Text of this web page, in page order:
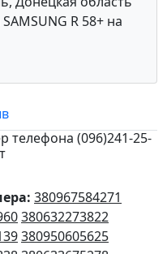
R 58+ на
телефона (096)241-25-
380967584271
380632273822
380950605625